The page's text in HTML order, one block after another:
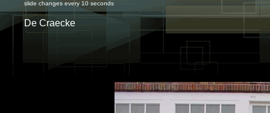
slide changes every 10 seconds
De Craecke